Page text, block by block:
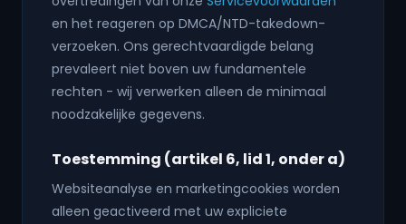
en het reageren op DMCA/NTD-takedown-
verzoeken. Ons gerechtvaardigde belang
prevaleert niet boven uw fundamentele
rechten - wij verwerken alleen de minimaal
noodzakelijke gegevens.
Toestemming (artikel 6, lid 1, onder a)
Websiteanalyse en marketingcookies worden
alleen geactiveerd met uw expliciete